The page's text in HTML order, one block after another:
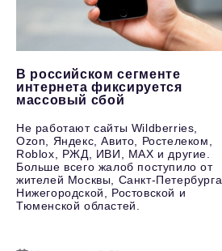
В российском сегменте
интернета фиксируется
массовый сбой
Не работают сайты Wildberries,
Ozon, Яндекс, Авито, Ростелеком,
Roblox, РЖД, ИВИ, MAX и другие.
Больше всего жалоб поступило от
жителей Москвы, Санкт-Петербурга,
Нижегородской, Ростовской и
Тюменской областей.